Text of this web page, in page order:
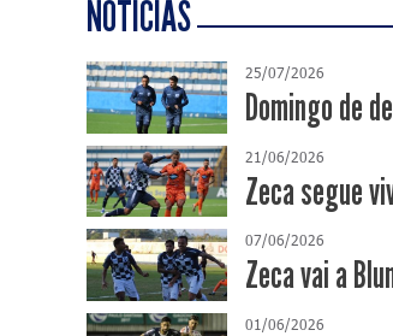
NOTÍCIAS
25/07/2026
Domingo de
21/06/2026
Zeca segue
07/06/2026
Zeca vai a
01/06/2026